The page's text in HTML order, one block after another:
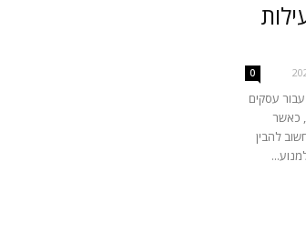
0
עבור עסקים
כאשר
להבין